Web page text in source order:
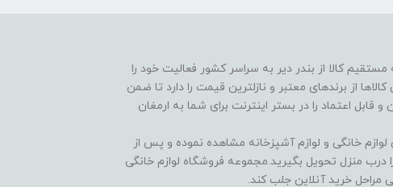
سال ۱۴۰۰ در راستا عرضه مستقیم کالا از بندر دیر به سراسر کشور فعالیت خود را
از برندهای معتبر و نازلترین قیمت را دارد تا ضمن
اعتماد را در بستر اینترنت برای شما به ارمغان
لوازم خانگی و لوازم آشپزخانه مشاهده نموده و پس از
درب منزل تحویل بگیرید.مجموعه فروشگاه لوازم خانگی
مراحل خرید آنلاین جلب کند.